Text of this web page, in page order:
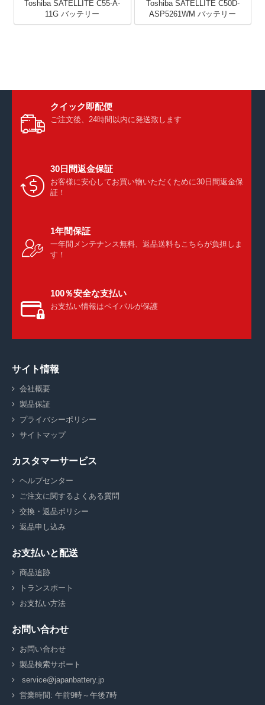
Toshiba SATELLITE C55-A-
11G バッテリー
Toshiba SATELLITE C50D-
ASP5261WM バッテリー
クイック即配便
ご注文後、24時間以内に発送致します
30日間返金保証
お客様に安心してお買い物いただくために30日間返金保
証！
1年間保証
一年間メンテナンス無料、返品送料もこちらが負担しま
す！
100％安全な支払い
お支払い情報はペイパルが保護
サイト情報
会社概要
製品保証
プライバシーポリシー
サイトマップ
カスタマーサービス
ヘルプセンター
ご注文に関するよくある質問
交換・返品ポリシー
返品申し込み
お支払いと配送
商品追跡
トランスポート
お支払い方法
お問い合わせ
お問い合わせ
製品検索サポート
service@japanbattery.jp
営業時間: 午前9時～午後7時